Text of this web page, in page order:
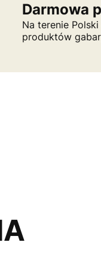
Darmowa
Na terenie
produktów